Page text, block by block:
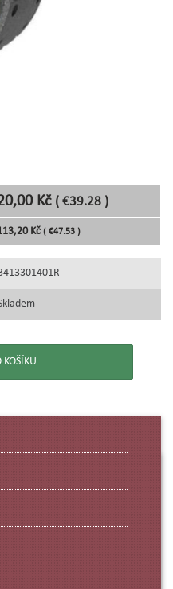
Kč ( €39.28 )
Kč ( €47.53 )